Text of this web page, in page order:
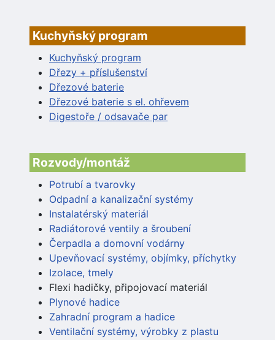
Kuchyňský program
Kuchyňský program
Dřezy + příslušenství
Dřezové baterie
Dřezové baterie s el. ohřevem
Digestoře / odsavače par
Rozvody/montáž
Potrubí a tvarovky
Odpadní a kanalizační systémy
Instalatérský materiál
Radiátorové ventily a šroubení
Čerpadla a domovní vodárny
Upevňovací systémy, objímky, příchytky
Izolace, tmely
Flexi hadičky, připojovací materiál
Plynové hadice
Zahradní program a hadice
Ventilační systémy, výrobky z plastu